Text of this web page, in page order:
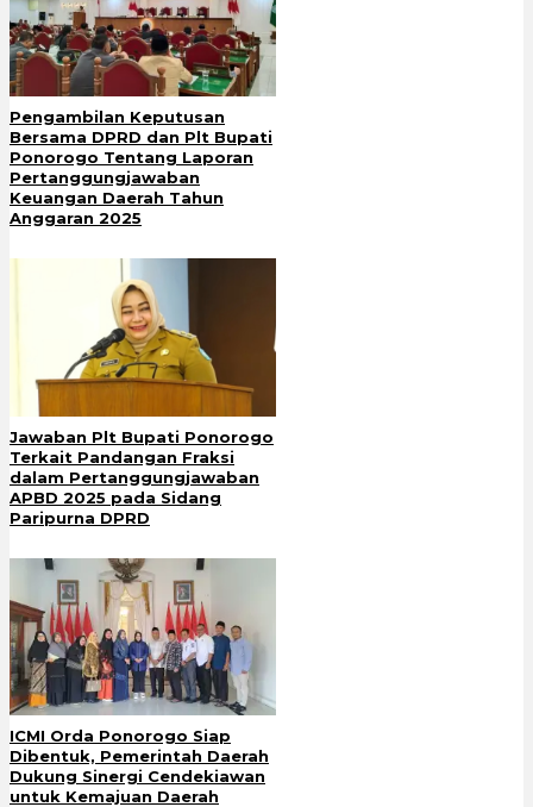
Pengambilan Keputusan
Bersama DPRD dan Plt Bupati
Ponorogo Tentang Laporan
Pertanggungjawaban
Keuangan Daerah Tahun
Anggaran 2025
Jawaban Plt Bupati Ponorogo
Terkait Pandangan Fraksi
dalam Pertanggungjawaban
APBD 2025 pada Sidang
Paripurna DPRD
ICMI Orda Ponorogo Siap
Dibentuk, Pemerintah Daerah
Dukung Sinergi Cendekiawan
untuk Kemajuan Daerah